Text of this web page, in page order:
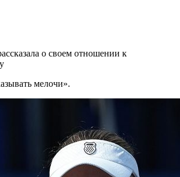
о своем отношении к
мелочи».